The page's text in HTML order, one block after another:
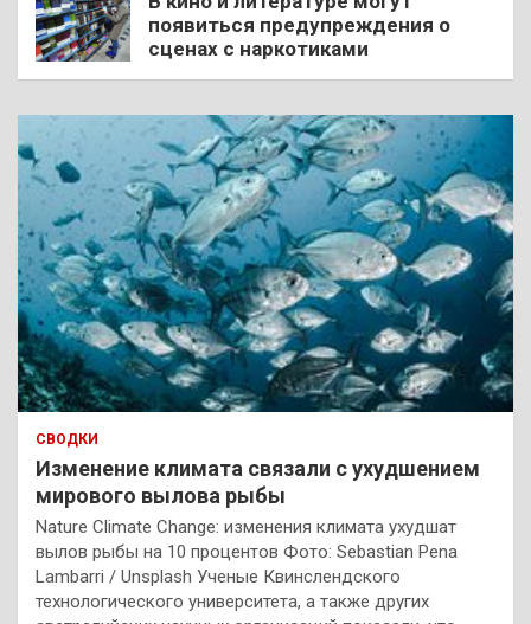
появиться предупреждения о
сценах с наркотиками
СВОДКИ
Изменение климата связали с ухудшением
мирового вылова рыбы
Nature Climate Change: изменения климата ухудшат
вылов рыбы на 10 процентов Фото: Sebastian Pena
Lambarri / Unsplash Ученые Квинслендского
технологического университета, а также других